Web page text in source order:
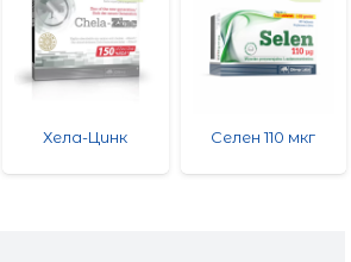
Хела-Цинк Селен 110 мкг